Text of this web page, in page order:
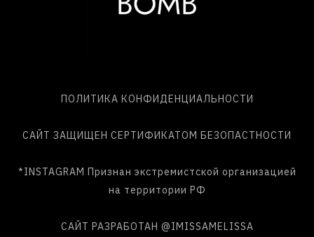
ПОЛИТИКА КОНФИДЕНЦИАЛЬНОСТИ
САЙТ ЗАЩИЩЕН СЕРТИФИКАТОМ БЕЗОПАСТНОСТИ
*INSTAGRAM Признан экстремистской организацией
на территории РФ
САЙТ РАЗРАБОТАН @IMISSAMELISSA